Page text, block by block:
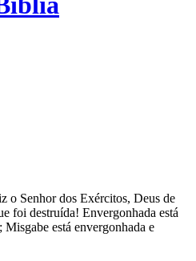
o Senhor dos Exércitos, Deus de
foi destruída! Envergonhada está
está envergonhada e